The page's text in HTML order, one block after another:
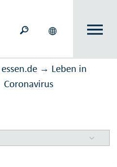
essen.de → Leben in
Corona­virus